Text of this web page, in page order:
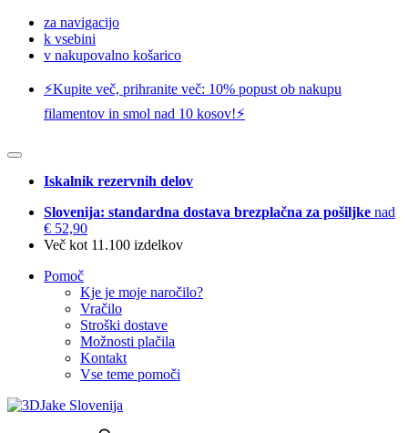
za navigacijo
k vsebini
v nakupovalno košarico
⚡️Kupite več, prihranite več: 10% popust ob nakupu
filamentov in smol nad 10 kosov!⚡️
Iskalnik rezervnih delov
Slovenija: standardna dostava brezplačna za pošiljke nad
€ 52,90
Več kot 11.100 izdelkov
Pomoč
Kje je moje naročilo?
Vračilo
Stroški dostave
Možnosti plačila
Kontakt
Vse teme pomoči